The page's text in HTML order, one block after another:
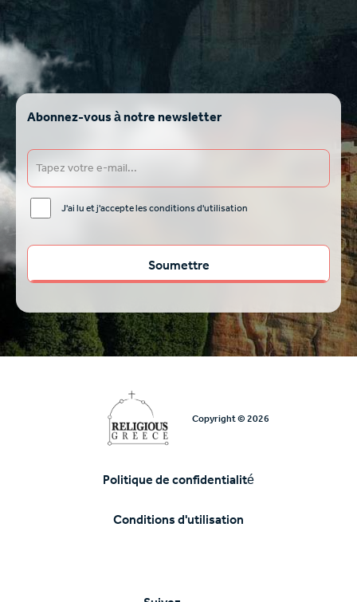
Abonnez-vous à notre newsletter
J'ai lu et j'accepte les conditions d'utilisation
Copyright © 2026
Υποσέλιδο
Politique de confidentialité
Conditions d'utilisation